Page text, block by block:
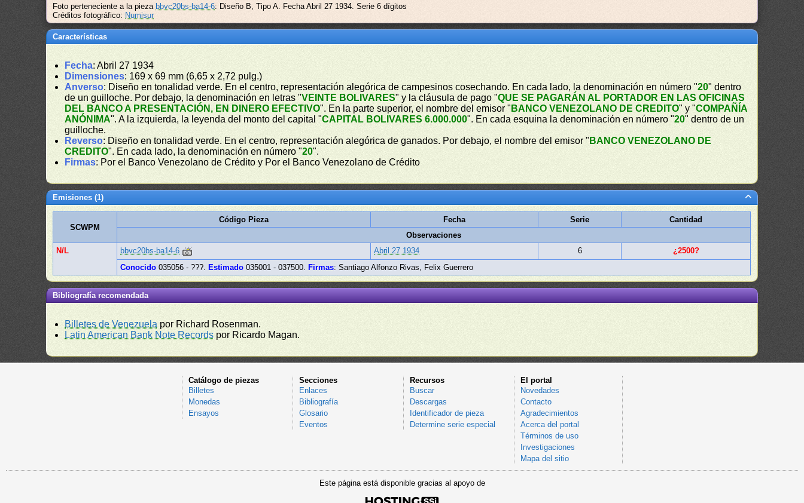
Foto perteneciente a la pieza bbvc20bs-ba14-6: Diseño B, Tipo A. Fecha Abril 27 1934. Serie 6 dígitos
Créditos fotográfico: Numisur
Características
Fecha: Abril 27 1934
Dimensiones: 169 x 69 mm (6,65 x 2,72 pulg.)
Anverso: Diseño en tonalidad verde. En el centro, representación alegórica de campesinos cosechando. En cada lado, la denominación en número "20" dentro
de un guilloche. Por debajo, la denominación en letras "VEINTE BOLIVARES" y la cláusula de pago "QUE SE PAGARÁN AL PORTADOR EN LAS OFICINAS
DEL BANCO A PRESENTACIÓN, EN DINERO EFECTIVO". En la parte superior, el nombre del emisor " BANCO VENEZOLANO DE CREDITO" y "COMPAÑÍA
ANÓNIMA". A la izquierda, la leyenda del monto del capital "CAPITAL BOLIVARES 6.000.000". En cada esquina la denominación en número "20" dentro de un
guilloche.
Reverso: Diseño en tonalidad verde. En el centro, representación alegórica de ganados. Por debajo, el nombre del emisor " BANCO VENEZOLANO DE
CREDITO". En cada lado, la denominación en número "20".
Firmas: Por el Banco Venezolano de Crédito y Por el Banco Venezolano de Crédito
Emisiones (1)
SCWPM
Código Pieza Fecha Serie
Cantidad
Observaciones
N/L
bbvc20bs-ba14-6 Abril 27 1934 6
¿2500?
Conocido 035056 - ???. Estimado 035001 - 037500. Firmas: Santiago Alfonzo Rivas, Felix Guerrero
Bibliografía recomendada
Billetes de Venezuela por Richard Rosenman.
Latin American Bank Note Records por Ricardo Magan.
Catálogo de piezas
Billetes
Monedas
Ensayos
Secciones
Enlaces
Bibliografía
Glosario
Eventos
Recursos
Buscar
Descargas
Identificador de pieza
Determine serie especial
El portal
Novedades
Contacto
Agradecimientos
Acerca del portal
Términos de uso
Investigaciones
Mapa del sitio
Este página está disponible gracias al apoyo de